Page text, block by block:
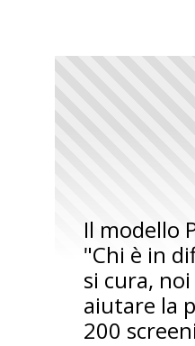
Il modello
"Chi è in
si cura,
aiutare la
200